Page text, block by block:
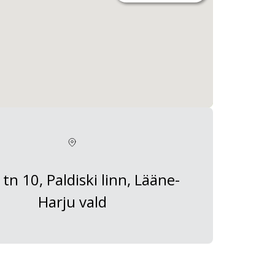
10, Paldiski linn, Lääne-
Harju vald